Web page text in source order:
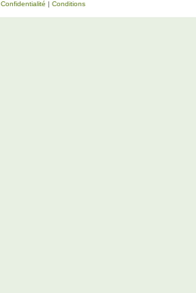
Confidentialité | Conditions